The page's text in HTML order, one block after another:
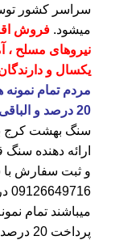
سراسر کشور
میشود. فروش
نیروهای مسلح
یکسال و
مردم تمام
20 درصد و الباقی تا 6 ماه قابل اقساط هستند.
سنگ بهشت کرج
ارائه دهنده
و ثبت سفارش با
09126649716
میباشند تمام
پرداخت 20 درصد و الباقی تا 6 ماه قابل اقساط هستند.